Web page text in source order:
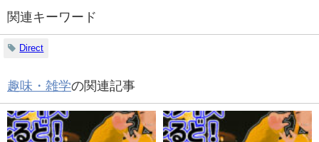
関連キーワード
Direct
趣味・雑学の関連記事